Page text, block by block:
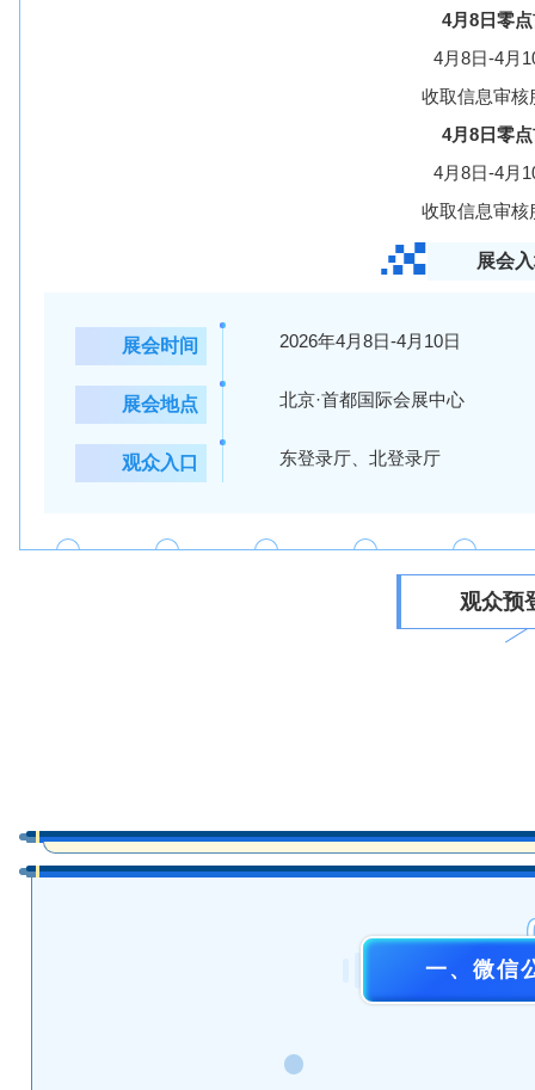
4月8日零
4月8日-4月
收取信息审核
4月8日零
4月8日-4月
收取信息审核
展会
展会时间 2026年4月8日-4月10日
展会地点 北京·首都国际会展中心
观众入口 东登录厅、北登录厅
观众预
一、微信